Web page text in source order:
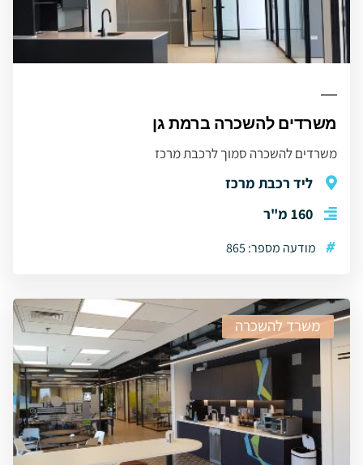
משרדים להשכרה ברמת גן
משרדים להשכרה סמוך לרכבת מרכז
ליד רכבת מרכז
160 מ"ר
# מודעה מספר: 865
משרד להשכרה